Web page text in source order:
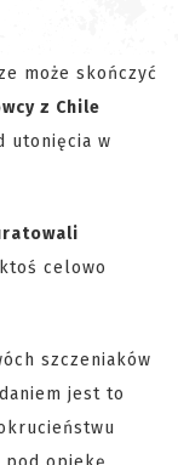
może skończyć
z Chile
utonięcia w
celowo
szczeniaków
jest to